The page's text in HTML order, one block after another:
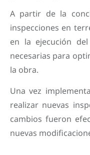
A partir de la
inspecciones en
en la ejecución
necesarias para
la obra.
Una vez
realizar nuevas
cambios fueron
nuevas